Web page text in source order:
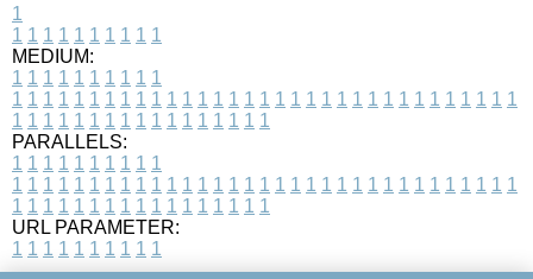
1
1 1 1 1 1 1 1 1 1 1
MEDIUM:
1 1 1 1 1 1 1 1 1 1
1 1 1 1 1 1 1 1 1 1 1 1 1 1 1 1 1 1 1 1 1 1 1 1 1 1 1 1 1 1 1 1 1
1 1 1 1 1 1 1 1 1 1 1 1 1 1 1 1 1
PARALLELS:
1 1 1 1 1 1 1 1 1 1
1 1 1 1 1 1 1 1 1 1 1 1 1 1 1 1 1 1 1 1 1 1 1 1 1 1 1 1 1 1 1 1 1
1 1 1 1 1 1 1 1 1 1 1 1 1 1 1 1 1
URL PARAMETER:
1 1 1 1 1 1 1 1 1 1